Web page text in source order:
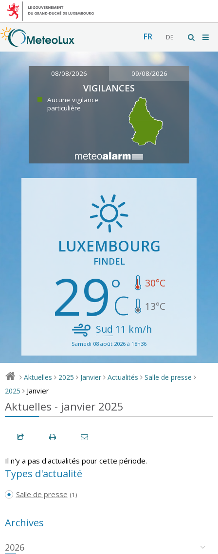
FR DE
08/08/2026 09/08/2026
VIGILANCES
Aucune vigilance
particulière
LUXEMBOURG
FINDEL
29 30°C
13°C
Sud 11 km/h
Samedi 08 août 2026 à 18h36
> Aktuelles > 2025 > Janvier > Actualités > Salle de presse >
2025 > Janvier
Aktuelles - janvier 2025
Il n'y a pas d'actualités pour cette période.
Types d'actualité
Salle de presse (1)
Archives
2026